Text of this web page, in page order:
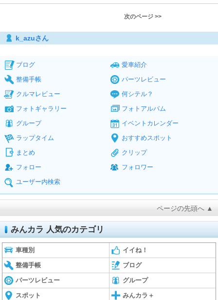
次のページ >>
k_azuさん
ブログ
愛車紹介
整備手帳
パーツレビュー
クルマレビュー
何シテル？
フォトギャラリー
フォトアルバム
グループ
イベントカレンダー
ラップタイム
おすすめスポット
まとめ
クリップ
フォロー
フォロワー
ユーザー内検索
ページの先頭へ ▲
みんカラ 人気のカテゴリ
車種別 イイね！
整備手帳 ブログ
パーツレビュー グループ
スポット みんカラ＋